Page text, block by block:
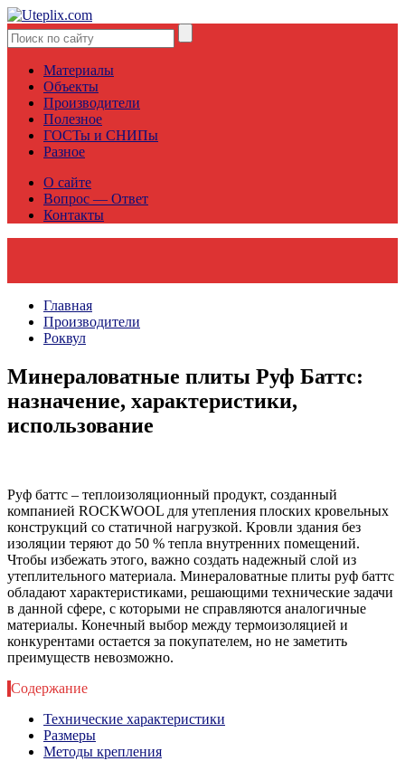
Материалы
Объекты
Производители
Полезное
ГОСТы и СНИПы
Разное
О сайте
Вопрос — Ответ
Контакты
Главная
Производители
Роквул
Минераловатные плиты Руф Баттс:
назначение, характеристики,
использование
Руф баттс – теплоизоляционный продукт, созданный
компанией ROCKWOOL для утепления плоских кровельных
конструкций со статичной нагрузкой. Кровли здания без
изоляции теряют до 50 % тепла внутренних помещений.
Чтобы избежать этого, важно создать надежный слой из
утеплительного материала. Минераловатные плиты руф баттс
обладают характеристиками, решающими технические задачи
в данной сфере, с которыми не справляются аналогичные
материалы. Конечный выбор между термоизоляцией и
конкурентами остается за покупателем, но не заметить
преимуществ невозможно.
Содержание
Технические характеристики
Размеры
Методы крепления